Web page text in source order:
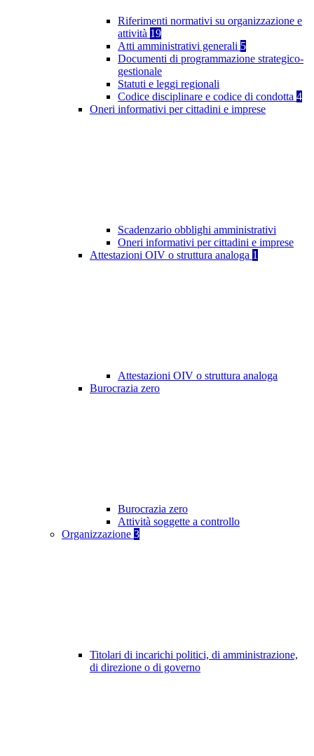
Riferimenti normativi su organizzazione e
attività 19
Atti amministrativi generali 5
Documenti di programmazione strategico-
gestionale
Statuti e leggi regionali
Codice disciplinare e codice di condotta 4
Oneri informativi per cittadini e imprese
Scadenzario obblighi amministrativi
Oneri informativi per cittadini e imprese
Attestazioni OIV o struttura analoga 1
Attestazioni OIV o struttura analoga
Burocrazia zero
Burocrazia zero
Attività soggette a controllo
Organizzazione 3
Titolari di incarichi politici, di amministrazione,
di direzione o di governo